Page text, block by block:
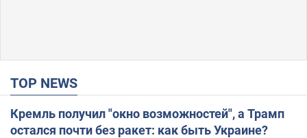
TOP NEWS
Кремль получил "окно возможностей", а Трамп
остался почти без ракет: как быть Украине?